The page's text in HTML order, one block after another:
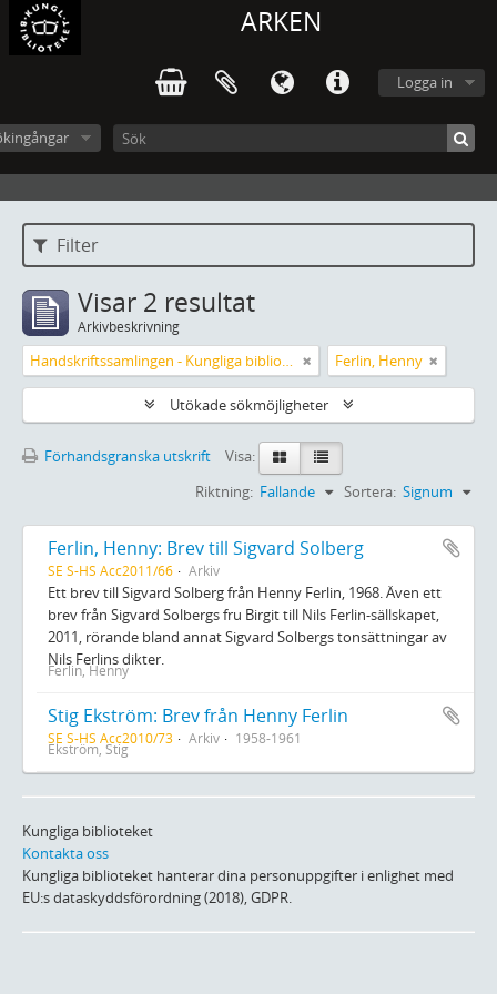
ARKEN
Logga in
Filter
Visar 2 resultat
Arkivbeskrivning
Handskriftssamlingen - Kungliga biblioteket Ferlin, Henny
Utökade sökmöjligheter
Förhandsgranska utskrift
Visa:
Sortera: Signum
Riktning: Fallande
Ferlin, Henny: Brev till Sigvard Solberg
SE S-HS Acc2011/66 Arkiv
Ett brev till Sigvard Solberg från Henny Ferlin, 1968. Även ett
brev från Sigvard Solbergs fru Birgit till Nils Ferlin-sällskapet,
2011, rörande bland annat Sigvard Solbergs tonsättningar av
Nils Ferlins dikter.
Ferlin, Henny
Stig Ekström: Brev från Henny Ferlin
SE S-HS Acc2010/73 Arkiv 1958-1961
Ekström, Stig
Kungliga biblioteket
Kontakta oss
Kungliga biblioteket hanterar dina personuppgifter i enlighet med
EU:s dataskyddsförordning (2018), GDPR.